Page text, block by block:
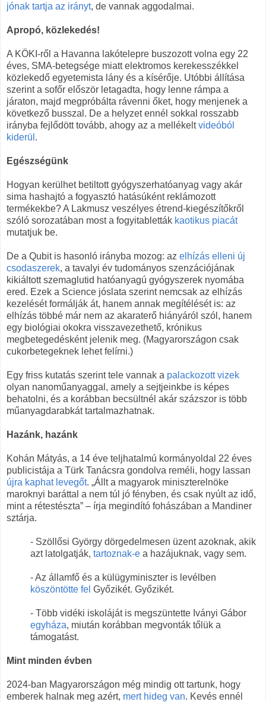
jónak tartja az irányt, de vannak aggodalmai.
Apropó, közlekedés!
A KÖKI-ről a Havanna lakótelepre buszozott volna egy 22
éves, SMA-betegsége miatt elektromos kerekesszékkel
közlekedő egyetemista lány és a kísérője. Utóbbi állítása
szerint a sofőr először letagadta, hogy lenne rámpa a
járaton, majd megpróbálta rávenni őket, hogy menjenek a
következő busszal. De a helyzet ennél sokkal rosszabb
irányba fejlődött tovább, ahogy az a mellékeltvideóból
kiderül .
Egészségünk
Hogyan kerülhet betiltott gyógyszerhatóanyag vagy akár
sima hashajtó a fogyasztó hatásúként reklámozott
termékekbe? A Lakmusz veszélyes étrend-kiegészítőkről
szóló sorozatában most a fogyitabletták kaotikus piacát
mutatjuk be.
De a Qubit is hasonló irányba mozog: az elhízás elleni új
csodaszerek, a tavalyi év tudományos szenzációjának
kikiáltott szemaglutid hatóanyagú gyógyszerek nyomába
ered. Ezek a Science jóslata szerint nemcsak az elhízás
kezelését formálják át, hanem annak megítélését is: az
elhízás többé már nem az akaraterő hiányáról szól, hanem
egy biológiai okokra visszavezethető, krónikus
megbetegedésként jelenik meg. (Magyarországon csak
cukorbetegeknek lehet felírni.)
Egy friss kutatás szerint tele vannak a palackozott vizek
olyan nanoműanyaggal, amely a sejtjeinkbe is képes
behatolni, és a korábban becsültnél akár százszor is több
műanyagdarabkát tartalmazhatnak.
Hazánk, hazánk
Kohán Mátyás, a 14 éve teljhatalmú kormányoldal 22 éves
publicistája a Türk Tanácsra gondolva reméli, hogy lassan
újra kaphat levegőt. „Állt a magyarok miniszterelnöke
maroknyi baráttal a nem túl jó fényben, és csak nyúlt az idő,
mint a rétestészta” – írja megindító fohászában a Mandiner
sztárja.
- Szöllősi György dörgedelmesen üzent azoknak, akik
azt latolgatják, tartoznak-e a hazájuknak, vagy sem.
- Az államfő és a külügyminiszter is levélben
köszöntötte fel Győzikét. Győzikét.
- Több vidéki iskoláját is megszüntette Iványi Gábor
egyháza, miután korábban megvonták tőlük a
támogatást.
Mint minden évben
2024-ban Magyarországon még mindig ott tartunk, hogy
emberek halnak meg azért, mert hideg van. Kevés ennél